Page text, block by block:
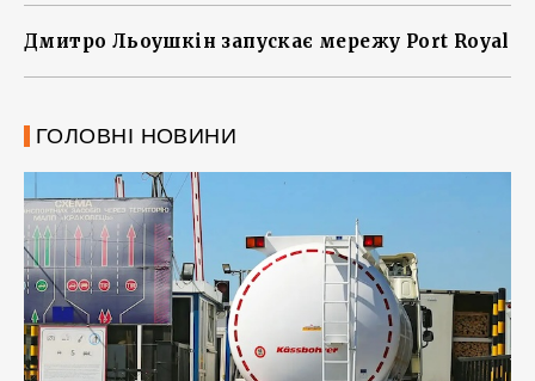
Дмитро Льоушкін запускає мережу Port Royal
ГОЛОВНІ НОВИНИ